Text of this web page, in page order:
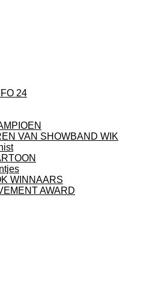
24
VAN SHOWBAND WIK
WINNAARS
AWARD